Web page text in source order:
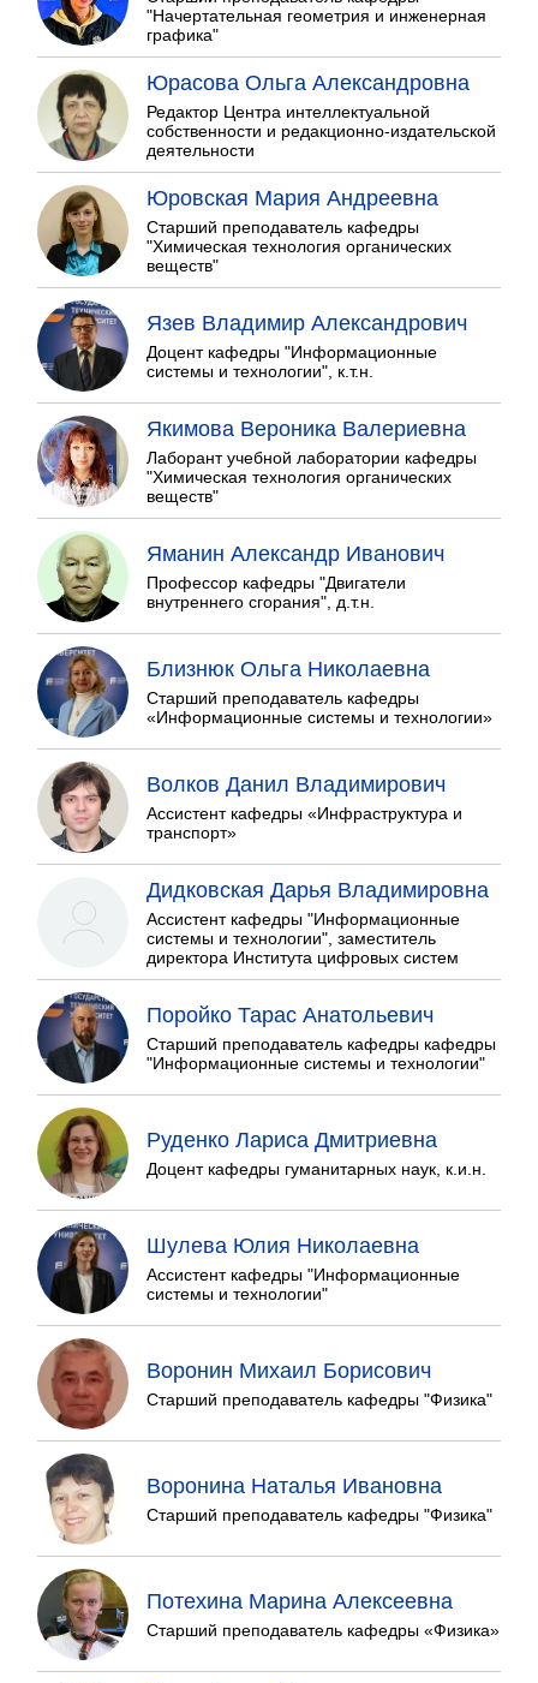
"Начертательная геометрия и инженерная
графика"
Юрасова Ольга Александровна
Редактор Центра интеллектуальной
собственности и редакционно-издательской
деятельности
Юровская Мария Андреевна
Старший преподаватель кафедры
"Химическая технология органических
веществ"
Язев Владимир Александрович
Доцент кафедры "Информационные
системы и технологии", к.т.н.
Якимова Вероника Валериевна
Лаборант учебной лаборатории кафедры
"Химическая технология органических
веществ"
Яманин Александр Иванович
Профессор кафедры "Двигатели
внутреннего сгорания", д.т.н.
Близнюк Ольга Николаевна
Старший преподаватель кафедры
«Информационные системы и технологии»
Волков Данил Владимирович
Ассистент кафедры «Инфраструктура и
транспорт»
Дидковская Дарья Владимировна
Ассистент кафедры "Информационные
системы и технологии", заместитель
директора Института цифровых систем
Поройко Тарас Анатольевич
Старший преподаватель кафедры кафедры
"Информационные системы и технологии"
Руденко Лариса Дмитриевна
Доцент кафедры гуманитарных наук, к.и.н.
Шулева Юлия Николаевна
Ассистент кафедры "Информационные
системы и технологии"
Воронин Михаил Борисович
Старший преподаватель кафедры "Физика"
Воронина Наталья Ивановна
Старший преподаватель кафедры "Физика"
Потехина Марина Алексеевна
Старший преподаватель кафедры «Физика»